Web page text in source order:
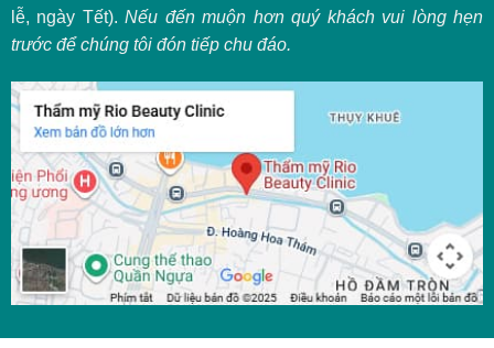
lễ, ngày Tết).Nếu đến muộn hơn quý khách vui lòng hẹn
trước để chúng tôi đón tiếp chu đáo.